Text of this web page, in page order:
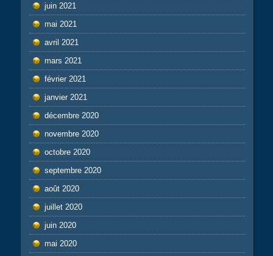
juin 2021
mai 2021
avril 2021
mars 2021
février 2021
janvier 2021
décembre 2020
novembre 2020
octobre 2020
septembre 2020
août 2020
juillet 2020
juin 2020
mai 2020